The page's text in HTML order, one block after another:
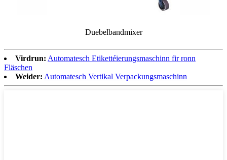
Duebelbandmixer
Virdrun: Automatesch Etikettéierungsmaschinn fir ronn
Fläschen
Weider: Automatesch Vertikal Verpackungsmaschinn